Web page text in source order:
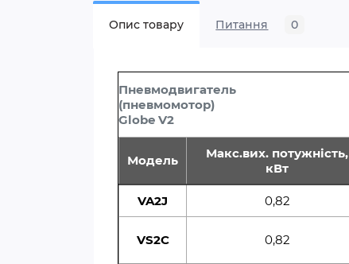
Опис товару Питання 0
Пневмодвигатель
(пневмомотор)
Globe V2
Модель
Макс.вих. потужність,
кВт
VA2J 0,82
VS2C 0,82